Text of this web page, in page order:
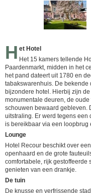
H et Hotel
Het 15 kamers tellende
Paardenmarkt, midden in het
het pand dateert uit 1780 en
tabakswarenhuis. De bekende
bijzondere hotel. Hierbij zijn
monumentale deuren, de
schouwen bewaard gebleven.
uitstraling. Er werd tegens
is bereikbaar via een loopbrug
Lounge
Hotel Recour beschikt over
openhaard en de grote
comfortabele, rijk gestoffeerde
genieten van een drankje.
De tuin
De knusse en verfrissende